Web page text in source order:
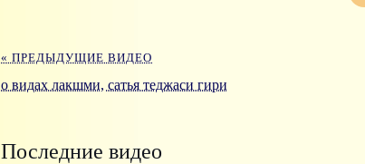
« ПРЕДЫДУЩИЕ ВИДЕО
о видах лакшми, сатья теджаси гири
Последние видео